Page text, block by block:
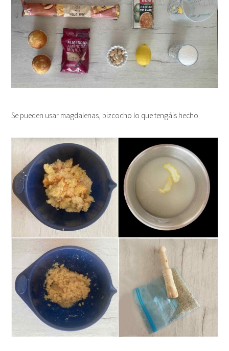
Se pueden usar magdalenas, bizcocho lo que tengáis hecho.